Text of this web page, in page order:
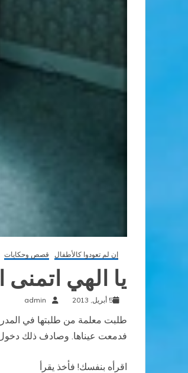
إن لم تعودوا كالأطفال قصص وحكايات
يا الهي
5 أبريل, 2013 admin
طلبت معلمة من طلبتها في
فدمعت عيناها. وصادف ذلك دخول
اقرأه بنفسك! فأخذ يقرأ